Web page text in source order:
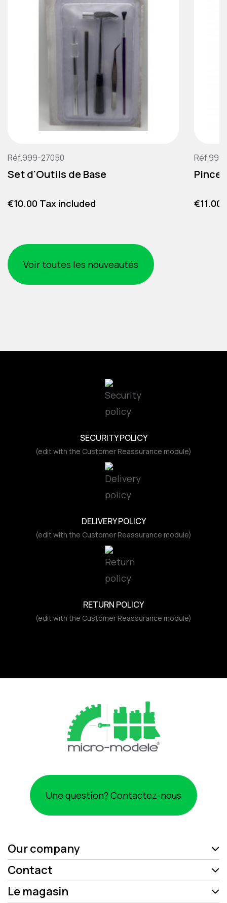
Réf.999-27050
Set d'Outils de Base
Price
€10.00 Tax included
Pince
Price
€11.00
Voir toutes les nouveautés
SECURITY POLICY
(edit with the Customer Reassurance module)
DELIVERY POLICY
(edit with the Customer Reassurance module)
RETURN POLICY
(edit with the Customer Reassurance module)
Une question? Contactez-nous
Our company
Contact
Le magasin